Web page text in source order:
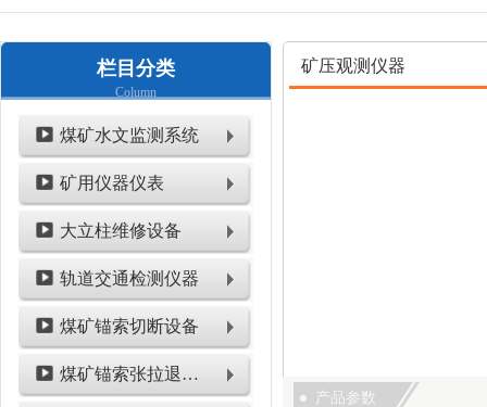
栏目分类
Column
煤矿水文监测系统
矿用仪器仪表
大立柱维修设备
轨道交通检测仪器
煤矿锚索切断设备
煤矿锚索张拉退锚设备
矿压观测仪器
产品参数